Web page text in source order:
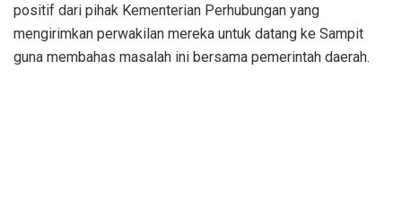
positif dari pihak Kementerian Perhubungan yang
mengirimkan perwakilan mereka untuk datang ke Sampit
guna membahas masalah ini bersama pemerintah daerah.